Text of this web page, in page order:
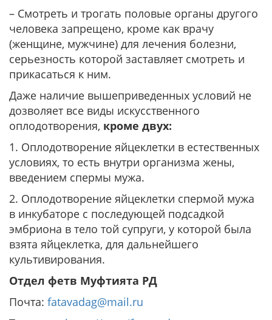
– Смотреть и трогать половые органы другого
человека запрещено, кроме как врачу
(женщине, мужчине) для лечения болезни,
серьезность которой заставляет смотреть и
прикасаться к ним.
Даже наличие вышеприведенных условий не
дозволяет все виды искусственного
оплодотворения, кроме двух:
1. Оплодотворение яйцеклетки в естественных
условиях, то есть внутри организма жены,
введением спермы мужа.
2. Оплодотворение яйцеклетки спермой мужа
в инкубаторе с последующей подсадкой
эмбриона в тело той супруги, у которой была
взята яйцеклетка, для дальнейшего
культивирования.
Отдел фетв Муфтията РД
Почта: fatavadag@mail.ru